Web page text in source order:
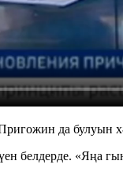
да булуын
белдерде. «Яңа